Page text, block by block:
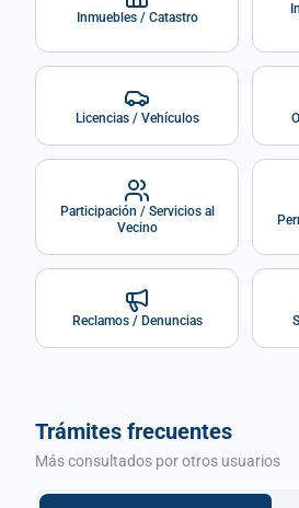
Inmuebles / Catastro
Licencias / Vehículos
Participación / Servicios al
Vecino
Reclamos / Denuncias
Trámites frecuentes
Más consultados por otros usuarios